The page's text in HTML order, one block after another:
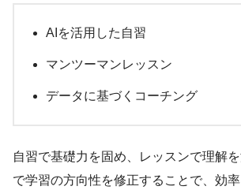
AIを活用した自習
マンツーマンレッスン
データに基づくコーチング
自習で基礎力を固め、レッスンで理解
で学習の方向性を修正することで、効